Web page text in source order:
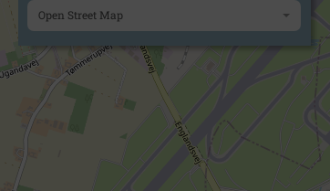
Open Street Map